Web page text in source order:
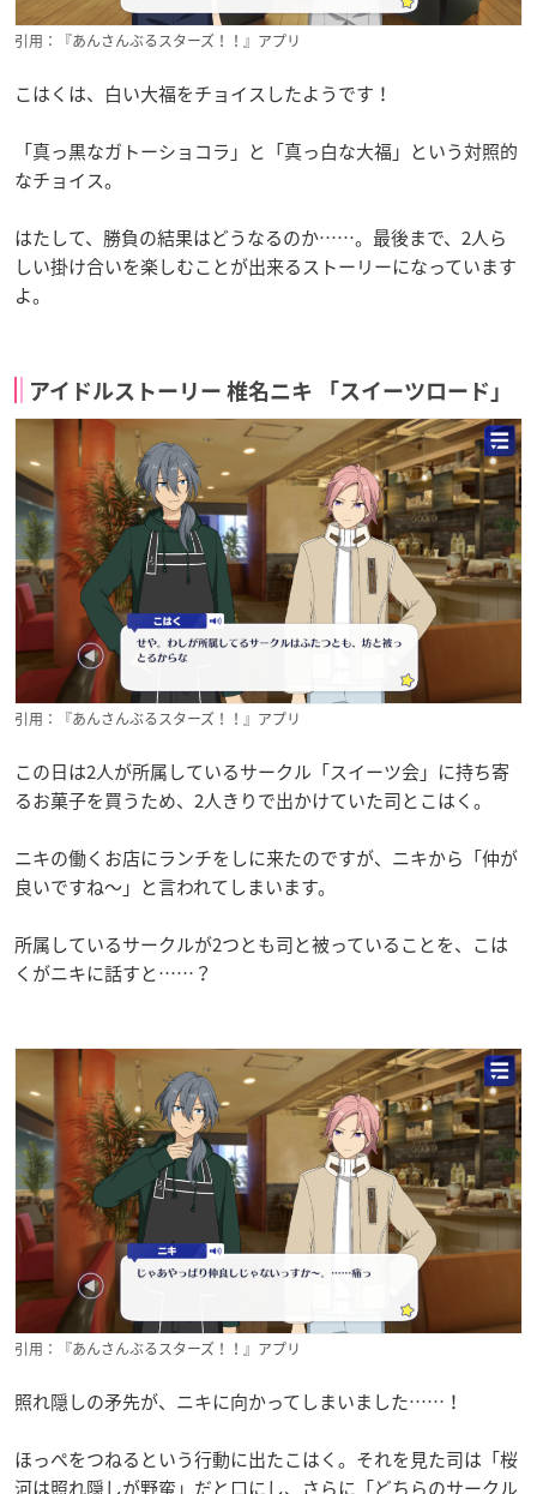
引用：『あんさんぶるスターズ！！』アプリ
こはくは、白い大福をチョイスしたようです！
「真っ黒なガトーショコラ」と「真っ白な大福」という対照的
なチョイス。
はたして、勝負の結果はどうなるのか……。最後まで、2人ら
しい掛け合いを楽しむことが出来るストーリーになっています
よ。
アイドルストーリー 椎名ニキ 「スイーツロード」
引用：『あんさんぶるスターズ！！』アプリ
この日は2人が所属しているサークル「スイーツ会」に持ち寄
るお菓子を買うため、2人きりで出かけていた司とこはく。
ニキの働くお店にランチをしに来たのですが、ニキから「仲が
良いですね～」と言われてしまいます。
所属しているサークルが2つとも司と被っていることを、こは
くがニキに話すと……？
引用：『あんさんぶるスターズ！！』アプリ
照れ隠しの矛先が、ニキに向かってしまいました……！
ほっぺをつねるという行動に出たこはく。それを見た司は「桜
河は照れ隠しが野蛮」だと口にし、さらに「どちらのサークル